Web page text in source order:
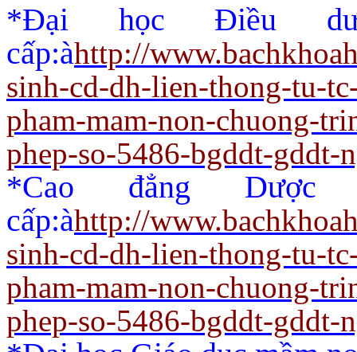
*Đại học Điều
cấp:àhttp://
sinh-cd-dh-lien-thong-tu-
pham-mam-non-chuong-
phep-so-5486-bgddt-gddt-
*Cao đẳng
cấp:àhttp://
sinh-cd-dh-lien-thong-tu-
pham-mam-non-chuong-
phep-so-5486-bgddt-gddt-